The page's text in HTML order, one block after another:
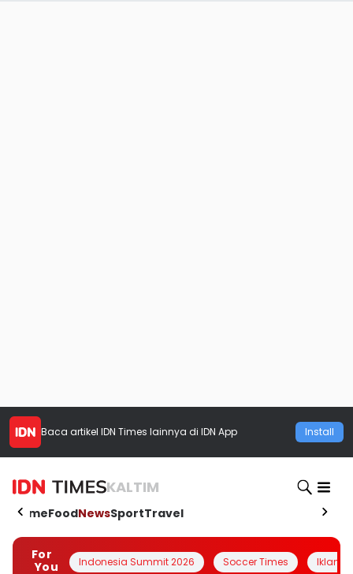
Baca artikel IDN Times lainnya di IDN App Install
KALTIM
HomeFoodNewsSportTravel
For
You
Indonesia Summit 2026 Soccer Times Iklanin